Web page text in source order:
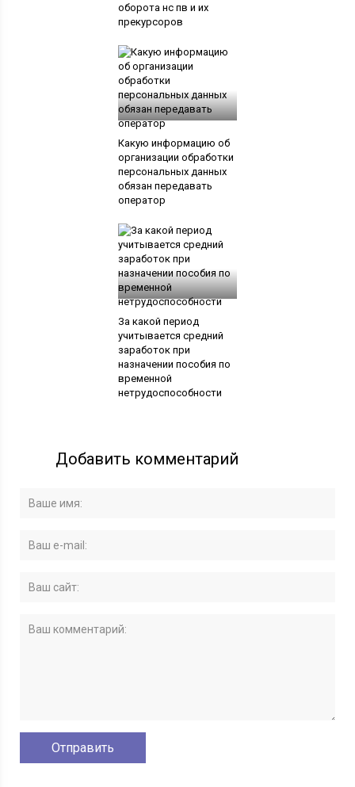
оборота нс пв и их
прекурсоров
Какую информацию об
организации обработки
персональных данных
обязан передавать
оператор
За какой период
учитывается средний
заработок при
назначении пособия по
временной
нетрудоспособности
Добавить комментарий